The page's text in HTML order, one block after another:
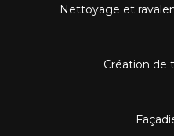
Nettoyage et
Création de